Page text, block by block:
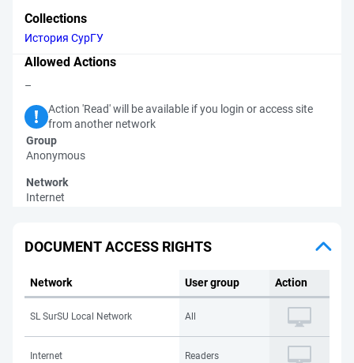
Collections
История СурГУ
Allowed Actions
–
Action 'Read' will be available if you login or access site
from another network
Group
Anonymous
Network
Internet
DOCUMENT ACCESS RIGHTS
Network User group Action
SL SurSU Local Network All
Internet Readers